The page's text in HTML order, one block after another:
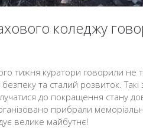
коледжу
тижня куратори говорили не
безпеку та сталий розвиток.
до покращення стану
прибрали
велике майбутнє!